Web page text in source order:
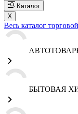
Каталог
X
Весь каталог
БЫТОВАЯ